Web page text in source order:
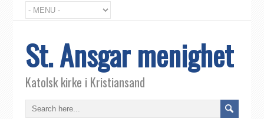
St. Ansgar menighet
Katolsk kirke i Kristiansand